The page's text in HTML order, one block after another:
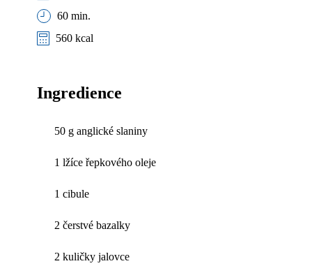
60 min.
560 kcal
Ingredience
50 g anglické slaniny
1 lžíce řepkového oleje
1 cibule
2 čerstvé bazalky
2 kuličky jalovce